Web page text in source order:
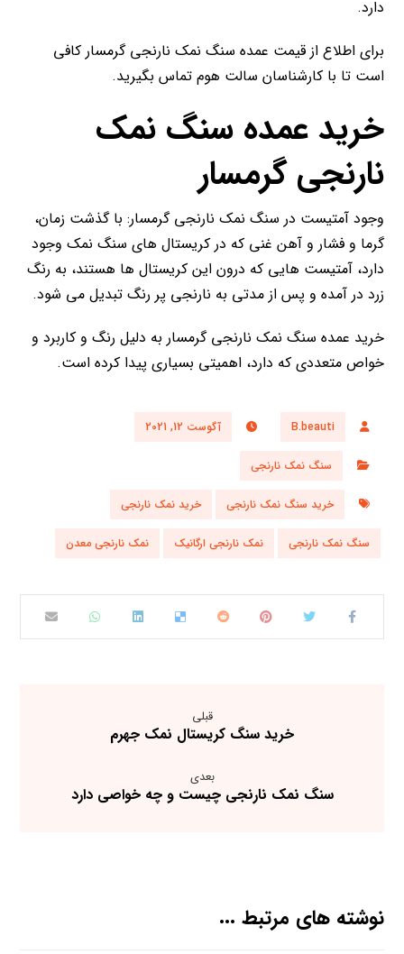
دارد.
برای اطلاع از قیمت عمده سنگ نمک نارنجی گرمسار کافی
است تا با کارشناسان سالت هوم تماس بگیرید.
خرید عمده سنگ نمک
نارنجی گرمسار
وجود آمتیست در سنگ نمک نارنجی گرمسار: با گذشت زمان،
گرما و فشار و آهن غنی که در کریستال های سنگ نمک وجود
دارد، آمتیست هایی که درون این کریستال ها هستند، به رنگ
زرد در آمده و پس از مدتی به نارنجی پر رنگ تبدیل می شود.
خرید عمده سنگ نمک نارنجی گرمسار به دلیل رنگ و کاربرد و
خواص متعددی که دارد، اهمیتی بسیاری پیدا کرده است.
B.beauti آگوست 12, 2021
سنگ نمک نارنجی
خرید سنگ نمک نارنجی خرید نمک نارنجی
سنگ نمک نارنجی نمک نارنجی ارگانیک نمک نارنجی معدن
قبلی
خرید سنگ کریستال نمک جهرم
بعدی
سنگ نمک نارنجی چیست و چه خواصی دارد
نوشته های مرتبط ...